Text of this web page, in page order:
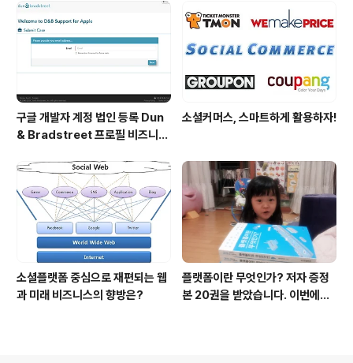
구글 개발자 계정 법인 등록 Dun
& Bradstreet 프로필 비즈니스
소셜커머스, 스마트하게 활용하자!
소셜플랫폼 중심으로 재편되는 웹
과 미래 비즈니스의 향방은?
플랫폼이란 무엇인가? 저자 증정
본 20권을 받았습니다. 이번에도